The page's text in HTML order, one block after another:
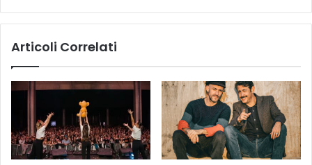
e
7
g
g
Articoli Correlati